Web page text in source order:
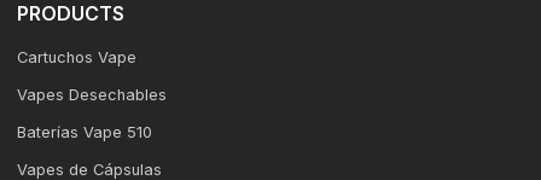
PRODUCTS
Cartuchos Vape
Vapes Desechables
Baterías Vape 510
Vapes de Cápsulas